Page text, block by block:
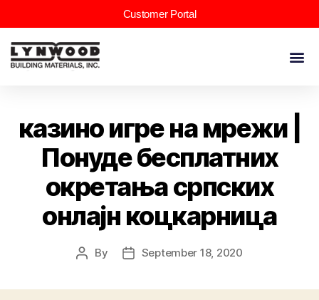
Customer Portal
казино игре на мрежи |
Понуде бесплатних
окретања српских
онлајн коцкарница
By September 18, 2020